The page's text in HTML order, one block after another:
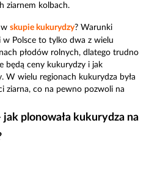
ziarnem kolbach.
w skupie kukurydzy? Warunki
Polsce to tylko dwa z wielu
płodów rolnych, dlatego trudno
będą ceny kukurydzy i jak
W wielu regionach kukurydza była
ziarna, co na pewno pozwoli na
plonowała kukurydza na